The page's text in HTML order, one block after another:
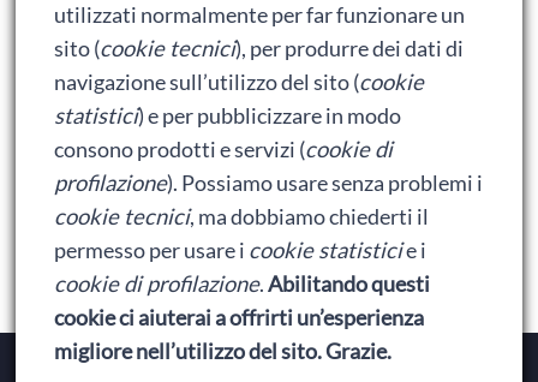
Meta
Accedi
Feed dei contenuti
Feed dei commenti
WordPress.org
utilizzati normalmente per far funzionare un
sito (cookie tecnici), per produrre dei dati di
navigazione sull’utilizzo del sito (cookie
statistici) e per pubblicizzare in modo
consono prodotti e servizi (cookie di
profilazione). Possiamo usare senza problemi i
cookie tecnici, ma dobbiamo chiederti il
permesso per usare i cookie statisticie i
cookie di profilazione.Abilitando questi
cookie ci aiuterai a offrirti un’esperienza
migliore nell’utilizzo del sito. Grazie.